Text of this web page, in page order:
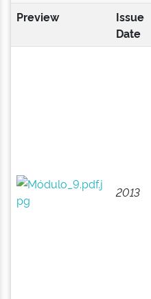
Preview
Issue
Date
2013